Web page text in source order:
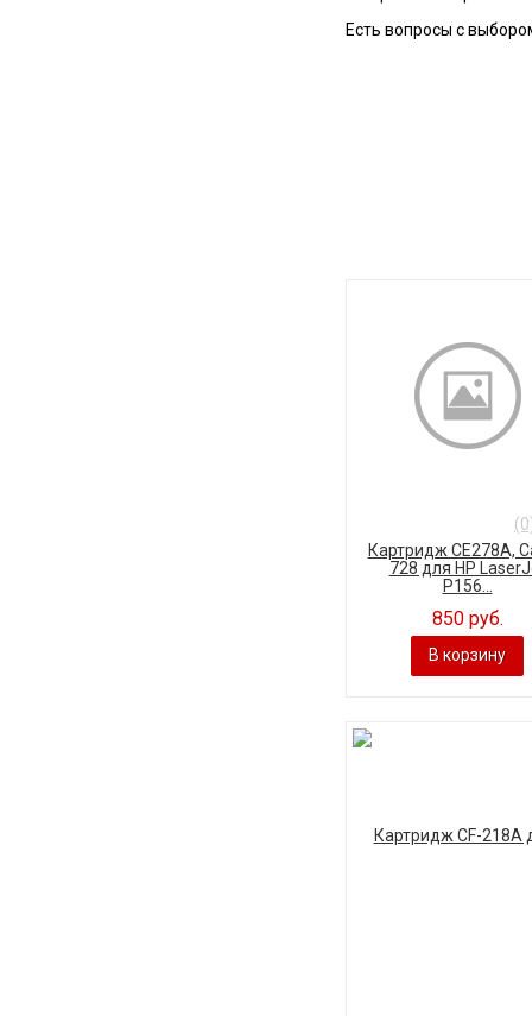
Есть вопросы с
Картридж CE278A,
728 для HP
P156...
850 руб.
В корзину